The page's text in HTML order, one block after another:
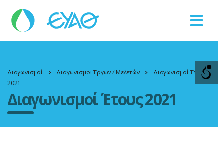
11124
Διαγωνισμοί Διαγωνισμοί Έργων / Μελετών
Διαγωνισμοί Έτους
2021
Διαγωνισμοί Έτους 2021